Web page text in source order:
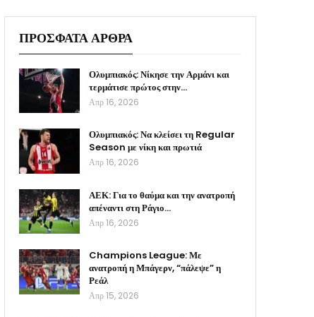
ΠΡΟΣΦΑΤΑ ΑΡΘΡΑ
Ολυμπιακός: Νίκησε την Αρμάνι και
τερμάτισε πρώτος στην…
Απρ 16, 2026
Ολυμπιακός: Να κλείσει τη Regular
Season με νίκη και πρωτιά
Απρ 16, 2026
ΑΕΚ: Για το θαύμα και την ανατροπή
απέναντι στη Ράγιο…
Απρ 16, 2026
Champions League: Με
ανατροπή η Μπάγερν, “πάλεψε” η
Ρεάλ
Απρ 15, 2026